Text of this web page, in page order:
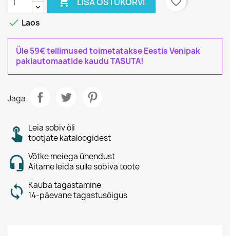
 Laos
Üle 59€ tellimused toimetatakse Eestis Venipak
pakiautomaatide kaudu TASUTA!
Jaga
Leia sobiv õli
tootjate kataloogidest
Võtke meiega ühendust
Aitame leida sulle sobiva toote
Kauba tagastamine
14-päevane tagastusõigus